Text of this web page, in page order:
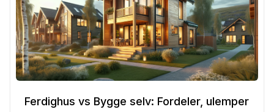
Ferdighus vs Bygge selv: Fordeler, ulemper